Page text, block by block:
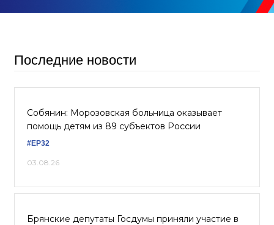
Последние новости
Собянин: Морозовская больница оказывает
помощь детям из 89 субъектов России
#ЕР32
03.08.26
Брянские депутаты Госдумы приняли участие в